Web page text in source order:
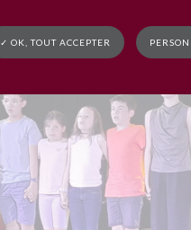
✓ OK, TOUT ACCEPTER